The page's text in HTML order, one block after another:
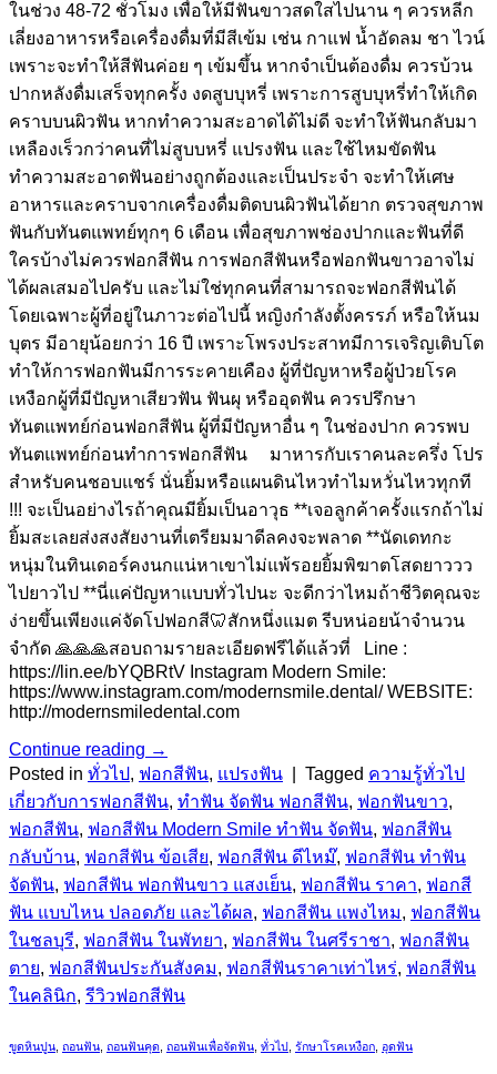
ในช่วง 48-72 ชั่วโมง เพื่อให้มีฟันขาวสดใสไปนาน ๆ ควรหลีก
เลี่ยงอาหารหรือเครื่องดื่มที่มีสีเข้ม เช่น กาแฟ น้ำอัดลม ชา ไวน์
เพราะจะทำให้สีฟันค่อย ๆ เข้มขึ้น หากจำเป็นต้องดื่ม ควรบ้วน
ปากหลังดื่มเสร็จทุกครั้ง งดสูบบุหรี่ เพราะการสูบบุหรี่ทำให้เกิด
คราบบนผิวฟัน หากทำความสะอาดได้ไม่ดี จะทำให้ฟันกลับมา
เหลืองเร็วกว่าคนที่ไม่สูบบหรี่ แปรงฟัน และใช้ไหมขัดฟัน
ทำความสะอาดฟันอย่างถูกต้องและเป็นประจำ จะทำให้เศษ
อาหารและคราบจากเครื่องดื่มติดบนผิวฟันได้ยาก ตรวจสุขภาพ
ฟันกับทันตแพทย์ทุกๆ 6 เดือน เพื่อสุขภาพช่องปากและฟันที่ดี
ใครบ้างไม่ควรฟอกสีฟัน การฟอกสีฟันหรือฟอกฟันขาวอาจไม่
ได้ผลเสมอไปครับ และไม่ใช่ทุกคนที่สามารถจะฟอกสีฟันได้
โดยเฉพาะผู้ที่อยู่ในภาวะต่อไปนี้ หญิงกำลังตั้งครรภ์ หรือให้นม
บุตร มีอายุน้อยกว่า 16 ปี เพราะโพรงประสาทมีการเจริญเติบโต
ทำให้การฟอกฟันมีการระคายเคือง ผู้ที่ปัญหาหรือผู้ป่วยโรค
เหงือกผู้ที่มีปัญหาเสียวฟัน ฟันผุ หรืออุดฟัน ควรปรึกษา
ทันตแพทย์ก่อนฟอกสีฟัน ผู้ที่มีปัญหาอื่น ๆ ในช่องปาก ควรพบ
ทันตแพทย์ก่อนทำการฟอกสีฟัน มาหารกับเราคนละครึ่ง โปร
สำหรับคนชอบแชร์ นั่นยิ้มหรือแผนดินไหวทำไมหวั่นไหวทุกที
!!! จะเป็นอย่างไรถ้าคุณมียิ้มเป็นอาวุธ **เจอลูกค้าครั้งแรกถ้าไม่
ยิ้มสะเลยส่งสงสัยงานที่เตรียมมาดีลคงจะพลาด **นัดเดทกะ
หนุ่มในทินเดอร์คงนกแน่หาเขาไม่แพ้รอยยิ้มพิฆาตโสดยาววว
ไปยาวไป **นี่แค่ปัญหาแบบทั่วไปนะ จะดีกว่าไหมถ้าชีวิตคุณจะ
ง่ายขึ้นเพียงแค่จัดโปฟอกสี🦷สักหนึ่งแมต รีบหน่อยน้าจำนวน
จำกัด 🙏🙏🙏สอบถามรายละเอียดฟรีได้แล้วที่ Line :
https://lin.ee/bYQBRtV Instagram Modern Smile:
https://www.instagram.com/modernsmile.dental/ WEBSITE:
http://modernsmiledental.com
Continue reading →
Posted in ทั่วไป, ฟอกสีฟัน, แปรงฟัน Tagged ความรู้ทั่วไป
เกี่ยวกับการฟอกสีฟัน, ทำฟัน จัดฟัน ฟอกสีฟัน, ฟอกฟันขาว,
ฟอกสีฟัน, ฟอกสีฟัน Modern Smile ทำฟัน จัดฟัน, ฟอกสีฟัน
กลับบ้าน, ฟอกสีฟัน ข้อเสีย, ฟอกสีฟัน ดีไหม๊, ฟอกสีฟัน ทำฟัน
จัดฟัน, ฟอกสีฟัน ฟอกฟันขาว แสงเย็น, ฟอกสีฟัน ราคา, ฟอกสี
ฟัน แบบไหน ปลอดภัย และได้ผล, ฟอกสีฟัน แพงไหม, ฟอกสีฟัน
ในชลบุรี, ฟอกสีฟัน ในพัทยา, ฟอกสีฟัน ในศรีราชา, ฟอกสีฟัน
ตาย, ฟอกสีฟันประกันสังคม, ฟอกสีฟันราคาเท่าไหร่, ฟอกสีฟัน
ในคลินิก, รีวิวฟอกสีฟัน
ขูดหินปูน ถอนฟัน ถอนฟันคุด ถอนฟันเพื่อจัดฟัน ทั่วไป รักษาโรคเหงือก อุดฟัน